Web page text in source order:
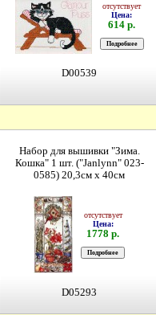
отсутствует
Цена:
614 р.
D00539
Набор для вышивки "Зима.
Кошка" 1 шт. ("Janlynn" 023-
0585) 20,3см х 40см
отсутствует
Цена:
1778 р.
D05293